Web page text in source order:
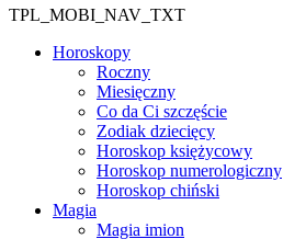
TPL_MOBI_NAV_TXT
Horoskopy
Roczny
Miesięczny
Co da Ci szczęście
Zodiak dziecięcy
Horoskop księżycowy
Horoskop numerologiczny
Horoskop chiński
Magia
Magia imion